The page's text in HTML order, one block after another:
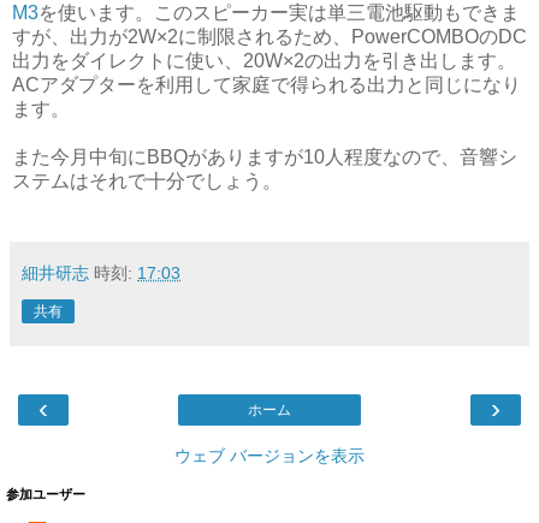
M3を使います。このスピーカー実は単三電池駆動もできま
すが、出力が2W×2に制限されるため、PowerCOMBOのDC
出力をダイレクトに使い、20W×2の出力を引き出します。
ACアダプターを利用して家庭で得られる出力と同じになり
ます。
また今月中旬にBBQがありますが10人程度なので、音響シ
ステムはそれで十分でしょう。
細井研志 時刻: 17:03
共有
‹ ›
ホーム
ウェブ バージョンを表示
参加ユーザー